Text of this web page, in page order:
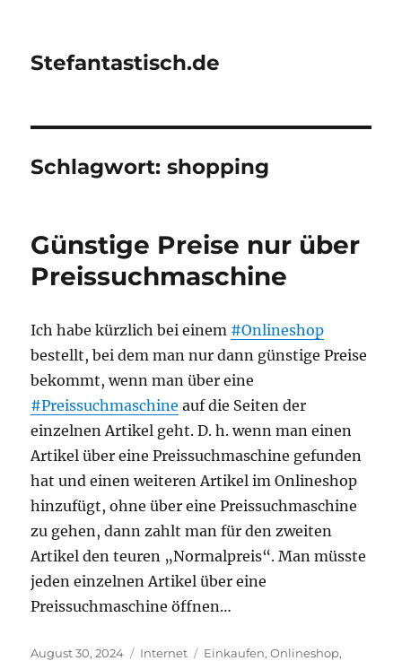
Stefantastisch.de
Schlagwort:shopping
Günstige Preise nur über
Preissuchmaschine
Ich habe kürzlich bei einem #Onlineshop
bestellt, bei dem man nur dann günstige Preise
bekommt, wenn man über eine
#Preissuchmaschine auf die Seiten der
einzelnen Artikel geht. D. h. wenn man einen
Artikel über eine Preissuchmaschine gefunden
hat und einen weiteren Artikel im Onlineshop
hinzufügt, ohne über eine Preissuchmaschine
zu gehen, dann zahlt man für den zweiten
Artikel den teuren „Normalpreis“. Man müsste
jeden einzelnen Artikel über eine
Preissuchmaschine öffnen…
Veröffentlicht
August 30, 2024 Kategorien
Internet Schlagwörter
Einkaufen,Onlineshop,